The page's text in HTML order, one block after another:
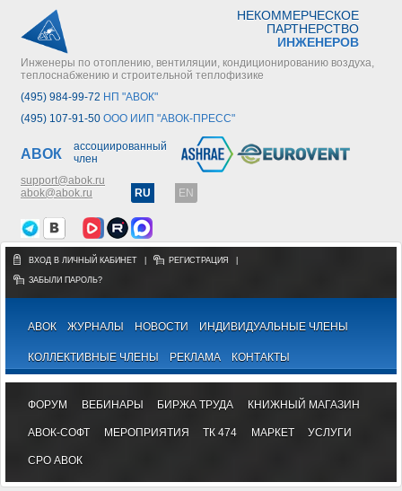
НЕКОММЕРЧЕСКОЕ
ПАРТНЕРСТВО
ИНЖЕНЕРОВ
Инженеры по отоплению, вентиляции, кондиционированию воздуха,
теплоснабжению и строительной теплофизике
(495) 984-99-72 НП "АВОК"
(495) 107-91-50 ООО ИИП "АВОК-ПРЕСС"
АВОК
ассоциированный
член
support@abok.ru
abok@abok.ru
RU EN
ВХОД В ЛИЧНЫЙ КАБИНЕТ РЕГИСТРАЦИЯ
ЗАБЫЛИ ПАРОЛЬ?
АВОК ЖУРНАЛЫ НОВОСТИ ИНДИВИДУАЛЬНЫЕ ЧЛЕНЫ
КОЛЛЕКТИВНЫЕ ЧЛЕНЫ РЕКЛАМА КОНТАКТЫ
ФОРУМ ВЕБИНАРЫ БИРЖА ТРУДА КНИЖНЫЙ МАГАЗИН
АВОК-СОФТ МЕРОПРИЯТИЯ ТК 474 МАРКЕТ УСЛУГИ
СРО АВОК